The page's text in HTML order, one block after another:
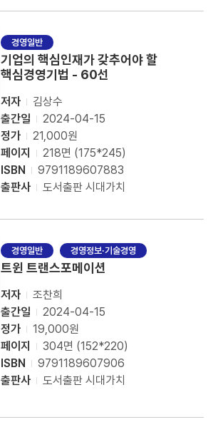
경영일반
기업의 핵심인재가 갖추어야 할
핵심경영기법 - 60선
저자
김상수
출간일
2024-04-15
정가
21,000원
페이지
218면 (175*245)
ISBN
9791189607883
출판사
도서출판 시대가치
경영일반 경영정보·기술경영
트윈 트랜스포메이션
저자
조찬희
출간일
2024-04-15
정가
19,000원
페이지
304면 (152*220)
ISBN
9791189607906
출판사
도서출판 시대가치